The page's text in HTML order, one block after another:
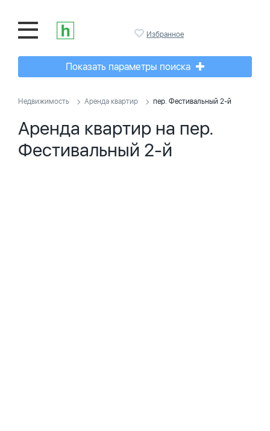
Избранное
Показать параметры поиска
Недвижимость Аренда квартир пер. Фестивальный 2-й
Аренда квартир на пер.
Фестивальный 2-й